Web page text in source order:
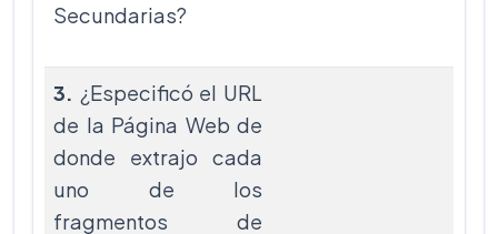
Secundarias?
3. ¿Especificó el URL
de la Página Web de
donde extrajo cada
uno de los
fragmentos de